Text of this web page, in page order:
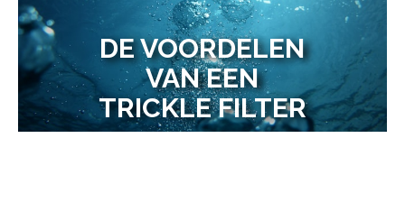
DE VOORDELEN
VAN EEN
TRICKLE FILTER